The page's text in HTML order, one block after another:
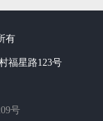
有
福星路123号
号